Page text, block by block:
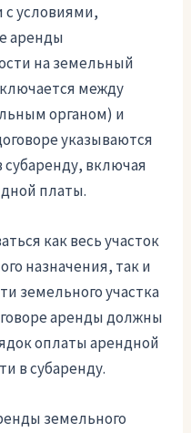
с условиями,
аренды
на земельный
между
органом) и
указываются
субаренду, включая
платы.
как весь участок
назначения, так и
земельного участка
аренды должны
оплаты арендной
в субаренду.
земельного